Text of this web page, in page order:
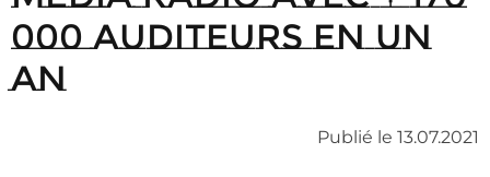
000 auditeurs en un
an
Publié le 13.07.2021